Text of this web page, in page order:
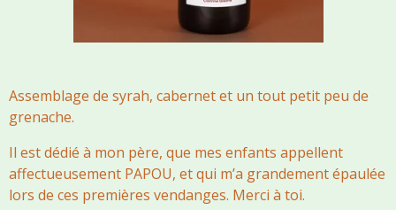
Assemblage de syrah, cabernet et un tout petit peu de
grenache.
Il est dédié à mon père, que mes enfants appellent
affectueusement PAPOU, et qui m’a grandement épaulée
lors de ces premières vendanges. Merci à toi.